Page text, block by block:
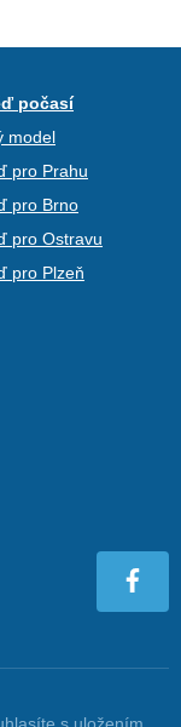
počasí
model
pro Prahu
pro Brno
pro Ostravu
pro Plzeň
s uložením